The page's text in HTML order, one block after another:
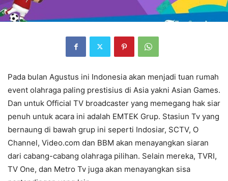
Pada bulan Agustus ini Indonesia akan menjadi tuan rumah
event olahraga paling prestisius di Asia yakni Asian Games.
Dan untuk Official TV broadcaster yang memegang hak siar
penuh untuk acara ini adalah EMTEK Grup. Stasiun Tv yang
bernaung di bawah grup ini seperti Indosiar, SCTV, O
Channel, Video.com dan BBM akan menayangkan siaran
dari cabang-cabang olahraga pilihan. Selain mereka, TVRI,
TV One, dan Metro Tv juga akan menayangkan sisa